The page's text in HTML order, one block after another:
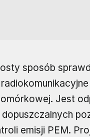
sposób
Jest
dopuszczalnych
emisji PEM.